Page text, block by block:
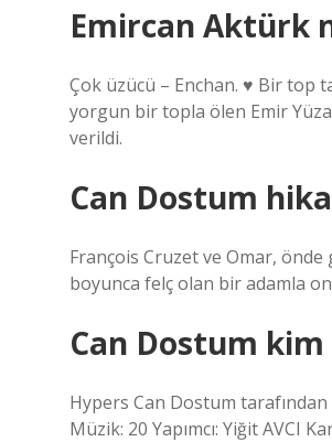
Emircan Aktürk
Çok üzücü – Enchan. ♥ Bir top
yorgun bir topla ölen Emir Yüza
verildi.
Can Dostum
François Cruzet ve Omar,
boyunca felç olan bir adamla
Can Dostum
Hypers Can Dostum
Müzik: 20 Yapımcı: Yiğit AVCI